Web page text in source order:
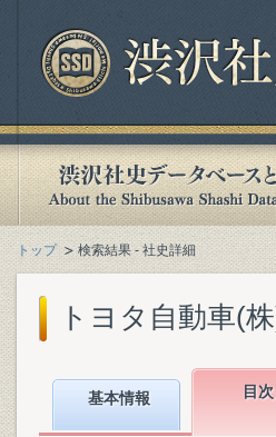
トップ 検索結果 - 社史詳細
トヨタ自動車(
基本情報 目次